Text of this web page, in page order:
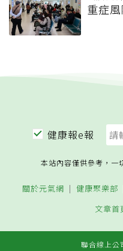
重症
健康報e報
本站內容僅供參考，一
關於元氣網 健康聚樂部
文章首
聯合線上公